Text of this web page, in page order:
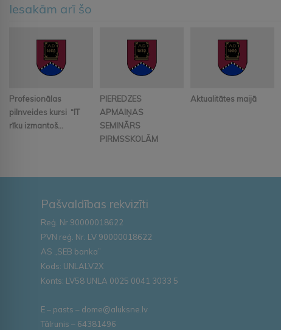
Iesakām arī šo
Profesionālas
pilnveides kursi “IT
rīku izmantoš...
PIEREDZES
APMAIŅAS
SEMINĀRS
PIRMSSKOLĀM
Aktualitātes maijā
Pašvaldības rekvizīti
Reģ. Nr.90000018622
PVN reģ. Nr. LV 90000018622
AS „SEB banka”
Kods: UNLALV2X
Konts: LV58 UNLA 0025 0041 3033 5
E – pasts – dome@aluksne.lv
Tālrunis – 64381496